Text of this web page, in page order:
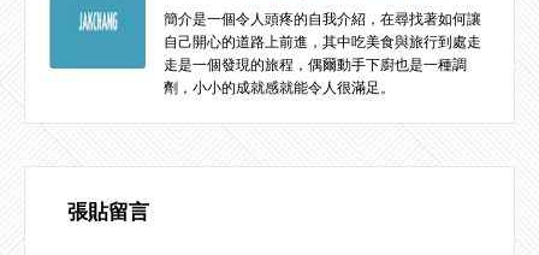
簡介是一個令人頭疼的自我介紹，在尋找著如何讓
自己開心的道路上前進，其中吃美食與旅行到處走
走是一個發現的旅程，偶爾動手下廚也是一種調
劑，小小的成就感就能令人很滿足。
張貼留言